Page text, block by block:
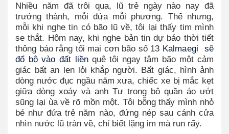
Nhiều năm đã trôi qua, lũ trẻ ngày nào nay đã
trưởng thành, mỗi đứa mỗi phương. Thế nhưng,
mỗi khi nghe tin có bão lũ về, tôi lại thấy tim mình
se thắt. Hôm nay, khi nghe bản tin dự báo thời tiết
thông báo rằng tối mai cơn bão số 13 Kalmaegi sẽ
đổ bộ vào đất liềnquê tôi ngay tâm bão một cảm
giác bất an len lỏi khắp người. Bất giác, hình ảnh
dòng nước đục ngầu năm xưa, chiếc xe bị mắc kẹt
giữa dòng xoáy và anh Tư trong bộ quần áo ướt
sũng lại ùa về rõ mồn một. Tôi bỗng thấy mình nhỏ
bé như đứa trẻ năm nào, đứng nép sau cánh cửa
nhìn nước lũ tràn về, chỉ biết lặng im mà run rẩy.